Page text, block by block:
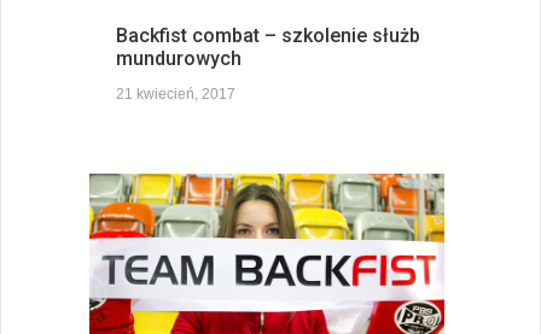
Backfist combat – szkolenie służb
mundurowych
21 kwiecień, 2017